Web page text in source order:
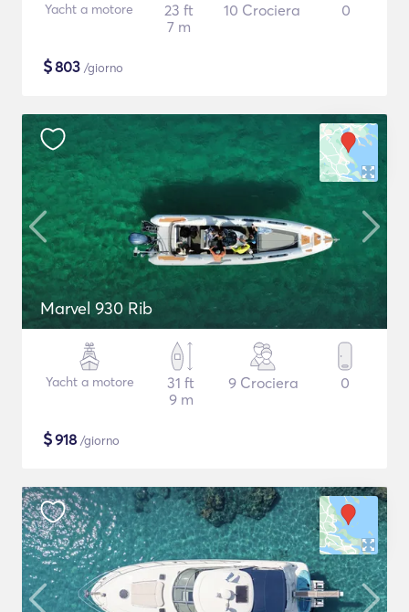
Yacht a motore
23 ft
7 m
10 Crociera 0
$803 /giorno
Marvel 930 Rib
Yacht a motore
31 ft
9 m
9 Crociera 0
$918 /giorno